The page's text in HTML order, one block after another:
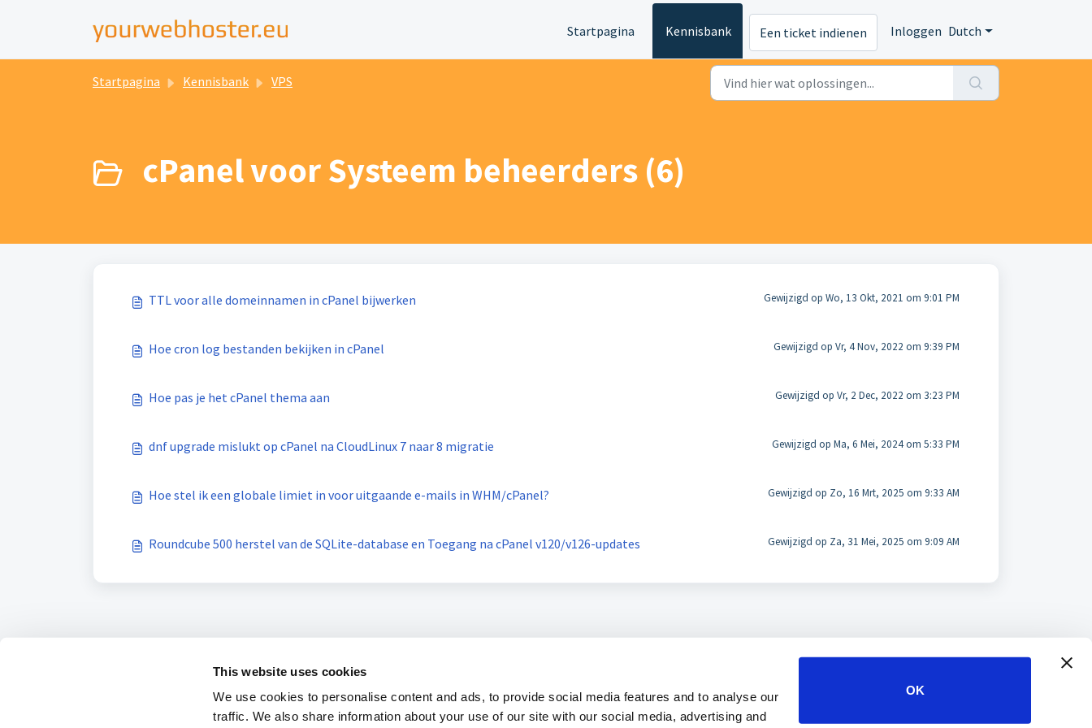
This website uses cookies
We use cookies to personalise content and ads, to provide social media features and to analyse our
traffic. We also share information about your use of our site with our social media, advertising and
OK
Startpagina Kennisbank Een ticket indienen Inloggen Dutch
Startpagina Kennisbank VPS
cPanel voor Systeem beheerders (6)
TTL voor alle domeinnamen in cPanel bijwerken Gewijzigd op Wo, 13 Okt, 2021 om 9:01 PM
Hoe cron log bestanden bekijken in cPanel Gewijzigd op Vr, 4 Nov, 2022 om 9:39 PM
Hoe pas je het cPanel thema aan Gewijzigd op Vr, 2 Dec, 2022 om 3:23 PM
dnf upgrade mislukt op cPanel na CloudLinux 7 naar 8 migratie Gewijzigd op Ma, 6 Mei, 2024 om 5:33 PM
Hoe stel ik een globale limiet in voor uitgaande e-mails in WHM/cPanel? Gewijzigd op Zo, 16 Mrt, 2025 om 9:33 AM
Roundcube 500 herstel van de SQLite-database en Toegang na cPanel v120/v126-updates Gewijzigd op Za, 31 Mei, 2025 om 9:09 AM